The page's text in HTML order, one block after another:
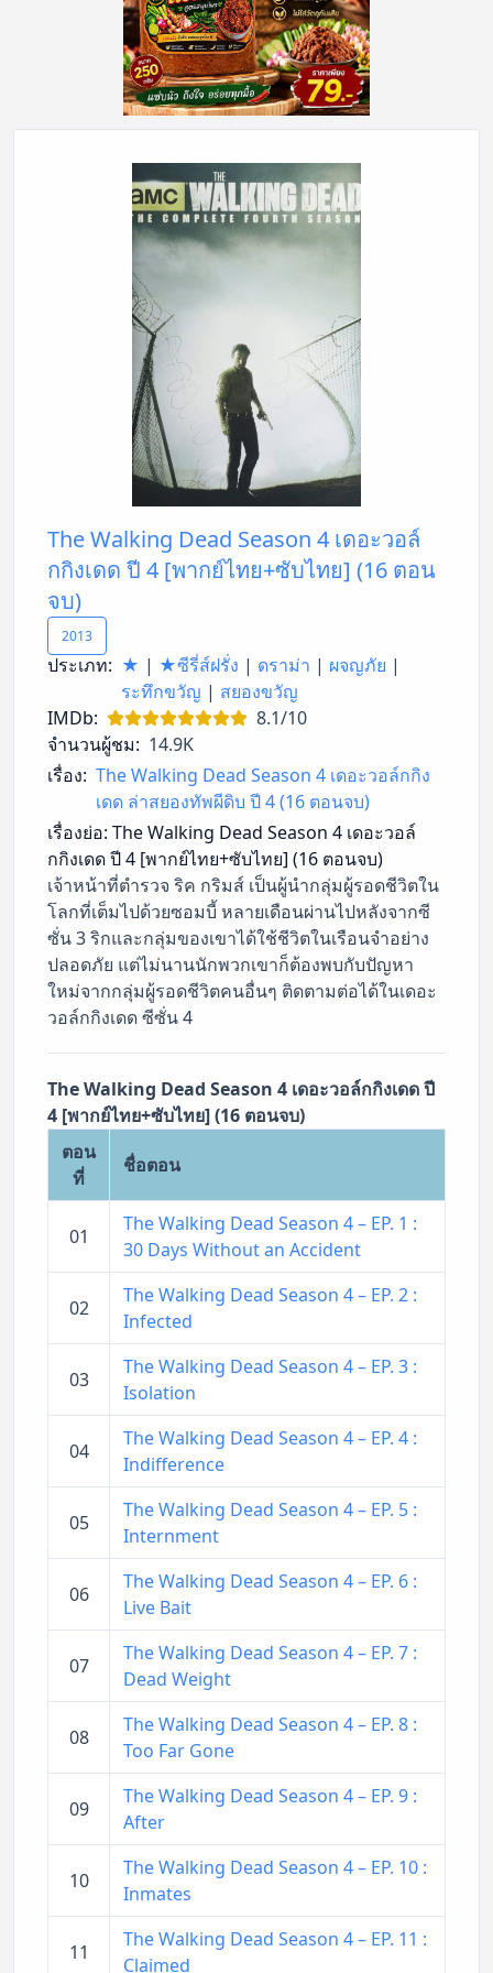
The Walking Dead Season 4 เดอะวอล์
กกิงเดด ปี 4 [พากย์ไทย+ซับไทย] (16 ตอน
จบ)
2013
ประเภท: ★ | ★ซีรี่ส์ฝรั่ง | ดราม่า | ผจญภัย |
ระทึกขวัญ | สยองขวัญ
IMDb:
8.1/10
จำนวนผู้ชม: 14.9K
เรื่อง: The Walking Dead Season 4 เดอะวอล์กกิง
เดด ล่าสยองทัพผีดิบ ปี 4 (16 ตอนจบ)
เรื่องย่อ: The Walking Dead Season 4 เดอะวอล์
กกิงเดด ปี 4 [พากย์ไทย+ซับไทย] (16 ตอนจบ)
เจ้าหน้าที่ตำรวจ ริค กริมส์ เป็นผู้นำกลุ่มผู้รอดชีวิตใน
โลกที่เต็มไปด้วยซอมบี้ หลายเดือนผ่านไปหลังจากซี
ซั่น 3 ริกและกลุ่มของเขาได้ใช้ชีวิตในเรือนจำอย่าง
ปลอดภัย แต่ไม่นานนักพวกเขาก็ต้องพบกับปัญหา
ใหม่จากกลุ่มผู้รอดชีวิตคนอื่นๆ ติดตามต่อได้ในเดอะ
วอล์กกิงเดด ซีซั่น 4
The Walking Dead Season 4 เดอะวอล์กกิงเดด ปี
4 [พากย์ไทย+ซับไทย] (16 ตอนจบ)
ตอน
ที่
ชื่อตอน
01
The Walking Dead Season 4 – EP. 1 :
30 Days Without an Accident
02
The Walking Dead Season 4 – EP. 2 :
Infected
03
The Walking Dead Season 4 – EP. 3 :
Isolation
04
The Walking Dead Season 4 – EP. 4 :
Indifference
05
The Walking Dead Season 4 – EP. 5 :
Internment
06
The Walking Dead Season 4 – EP. 6 :
Live Bait
07
The Walking Dead Season 4 – EP. 7 :
Dead Weight
08
The Walking Dead Season 4 – EP. 8 :
Too Far Gone
09
The Walking Dead Season 4 – EP. 9 :
After
10
The Walking Dead Season 4 – EP. 10 :
Inmates
11
The Walking Dead Season 4 – EP. 11 :
Claimed